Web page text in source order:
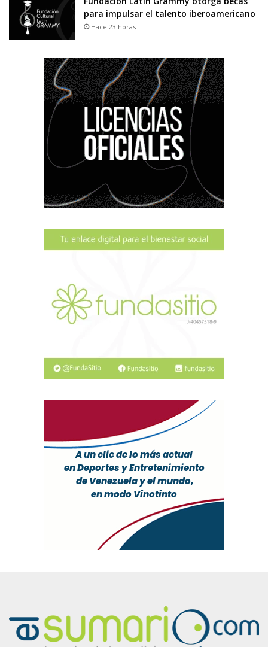
para impulsar el talento iberoamericano
Hace 23 horas